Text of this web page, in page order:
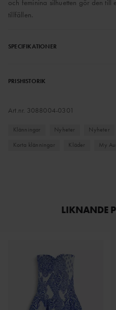
och feminina silhuetten gör den till
tillfällen.
SPECIFIKATIONER
PRISHISTORIK
Art.nr. 3088004-0301
Klänningar Nyheter Nyheter
Korta klänningar
Kläder My
LIKNANDE